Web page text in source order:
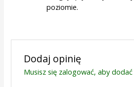
poziomie.
Dodaj opinię
Musisz się zalogować, aby dodać